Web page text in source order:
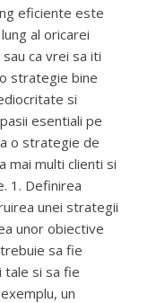
eficiente este
al oricarei
ca vrei sa iti
strategie bine
si
esentiali pe
o strategie de
mai multi clienti si
1. Definirea
unei strategii
unor obiective
sa fie
tale si sa fie
un